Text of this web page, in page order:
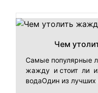
Чем
Самые популярные
жажду и стоит ли
водаОдин из лучших